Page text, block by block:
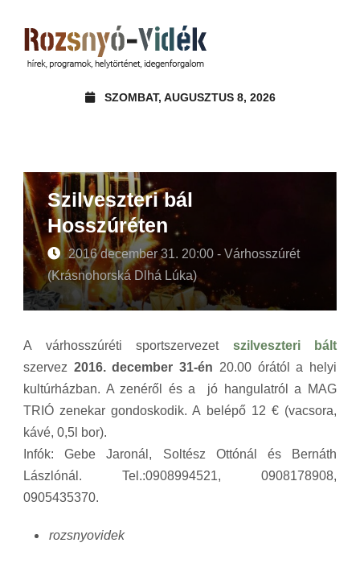
SZOMBAT, AUGUSZTUS 8, 2026
Szilveszteri bál
Hosszúréten
2016 december 31. 20:00 - Várhosszúrét
(Krásnohorská Dlhá Lúka)
A várhosszúréti sportszervezet szilveszteri bált
szervez 2016. december 31-én 20.00 órától a helyi
kultúrházban. A zenéről és a jó hangulatról a MAG
TRIÓ zenekar gondoskodik. A belépő 12 € (vacsora,
kávé, 0,5l bor).
Infók: Gebe Jaronál, Soltész Ottónál és Bernáth
Lászlónál. Tel.:0908994521, 0908178908,
0905435370.
rozsnyovidek